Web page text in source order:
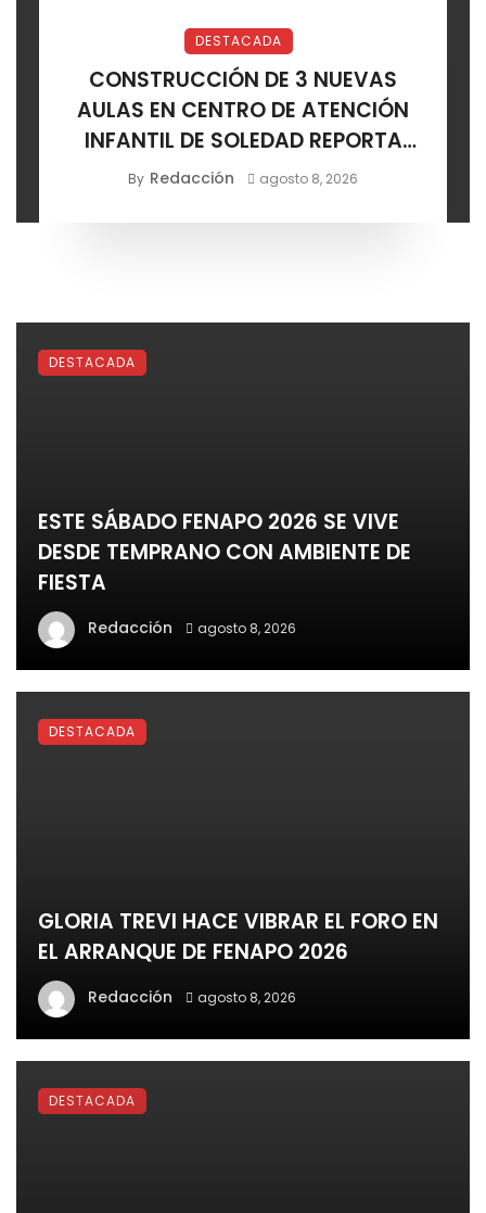
DESTACADA
CONSTRUCCIÓN DE 3 NUEVAS
AULAS EN CENTRO DE ATENCIÓN
INFANTIL DE SOLEDAD REPORTA
AVANCE POSITIVO
By Redacción agosto 8, 2026
ESTE SÁBADO FENAPO 2026 SE VIVE
DESDE TEMPRANO CON AMBIENTE DE
FIESTA
Redacción agosto 8, 2026
DESTACADA
GLORIA TREVI HACE VIBRAR EL FORO EN
EL ARRANQUE DE FENAPO 2026
Redacción agosto 8, 2026
DESTACADA
DESTACADA